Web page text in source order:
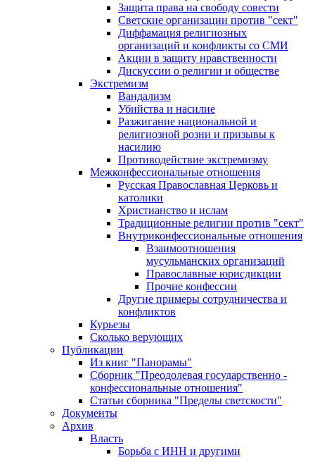
Защита права на свободу совести
Светские организации против "сект"
Диффамация религиозных
организаций и конфликты со СМИ
Акции в защиту нравственности
Дискуссии о религии и обществе
Экстремизм
Вандализм
Убийства и насилие
Разжигание национальной и
религиозной розни и призывы к
насилию
Противодействие экстремизму
Межконфессиональные отношения
Русская Православная Церковь и
католики
Христианство и ислам
Традиционные религии против "сект"
Внутриконфессиональные отношения
Взаимоотношения
мусульманских организаций
Православные юрисдикции
Прочие конфессии
Другие примеры сотрудничества и
конфликтов
Курьезы
Сколько верующих
Публикации
Из книг "Панорамы"
Сборник "Преодолевая государственно -
конфессиональные отношения"
Статьи сборника "Пределы светскости"
Документы
Архив
Власть
Борьба с ИНН и другими